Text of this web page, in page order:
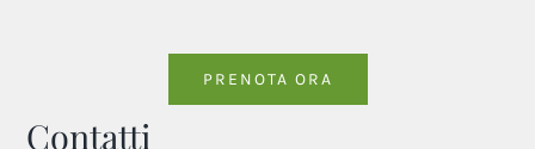
PRENOTA ORA
Contatti